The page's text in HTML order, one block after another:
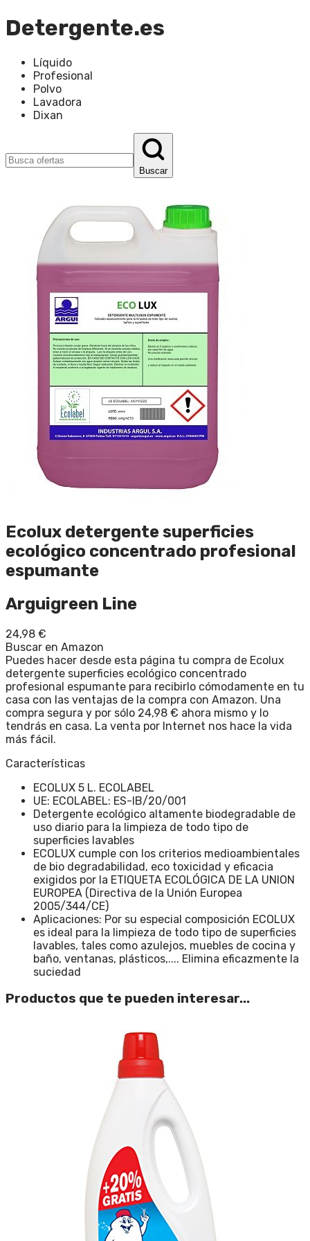
Detergente.es
Líquido
Profesional
Polvo
Lavadora
Dixan
Buscar
Ecolux detergente superficies
ecológico concentrado profesional
espumante
Arguigreen Line
24,98 €
Buscar en Amazon
Puedes hacer desde esta página tu compra de Ecolux
detergente superficies ecológico concentrado
profesional espumante para recibirlo cómodamente en tu
casa con las ventajas de la compra con Amazon. Una
compra segura y por sólo 24,98 € ahora mismo y lo
tendrás en casa. La venta por Internet nos hace la vida
más fácil.
Características
ECOLUX 5 L. ECOLABEL
UE: ECOLABEL: ES-IB/20/001
Detergente ecológico altamente biodegradable de
uso diario para la limpieza de todo tipo de
superficies lavables
ECOLUX cumple con los criterios medioambientales
de bio degradabilidad, eco toxicidad y eficacia
exigidos por la ETIQUETA ECOLÓGICA DE LA UNION
EUROPEA (Directiva de la Unión Europea
2005/344/CE)
Aplicaciones: Por su especial composición ECOLUX
es ideal para la limpieza de todo tipo de superficies
lavables, tales como azulejos, muebles de cocina y
baño, ventanas, plásticos,.... Elimina eficazmente la
suciedad
Productos que te pueden interesar...